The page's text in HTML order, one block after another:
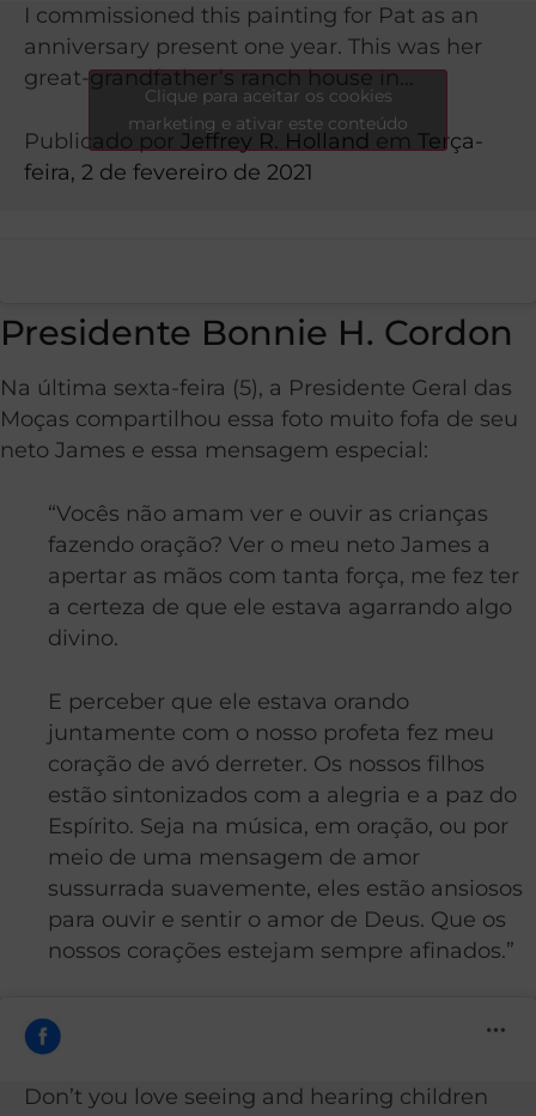
I commissioned this painting for Pat as an
anniversary present one year. This was her
great-grandfather’s ranch house in…
Publicado por Jeffrey R. Holland em Terça-
feira, 2 de fevereiro de 2021
Clique para aceitar os cookies
marketing e ativar este conteúdo
Presidente Bonnie H. Cordon
Na última sexta-feira (5), a Presidente Geral das
Moças compartilhou essa foto muito fofa de seu
neto James e essa mensagem especial:
“Vocês não amam ver e ouvir as crianças
fazendo oração? Ver o meu neto James a
apertar as mãos com tanta força, me fez ter
a certeza de que ele estava agarrando algo
divino.
E perceber que ele estava orando
juntamente com o nosso profeta fez meu
coração de avó derreter. Os nossos filhos
estão sintonizados com a alegria e a paz do
Espírito. Seja na música, em oração, ou por
meio de uma mensagem de amor
sussurrada suavemente, eles estão ansiosos
para ouvir e sentir o amor de Deus. Que os
nossos corações estejam sempre afinados.”
Don’t you love seeing and hearing children